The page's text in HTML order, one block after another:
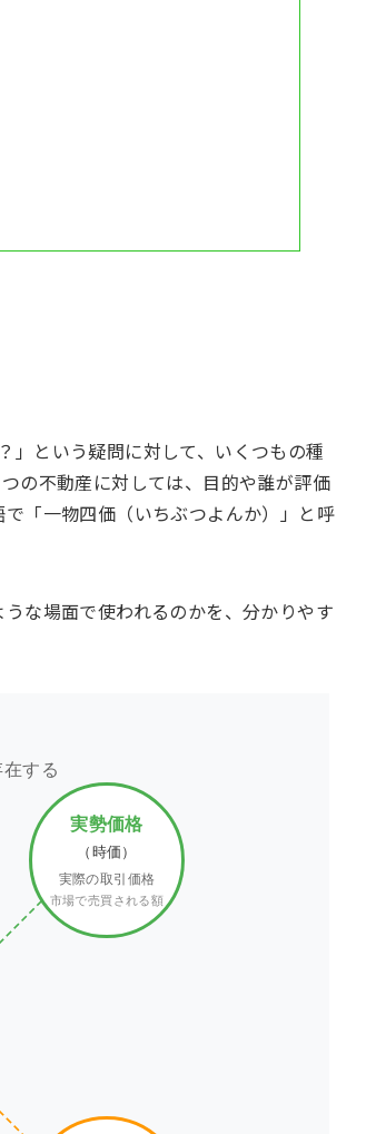
」という疑問に対して、いくつもの種
の不動産に対しては、目的や誰が評価
「一物四価（いちぶつよんか）」と呼
な場面で使われるのかを、分かりやす
する
実勢価格
（時価）
実際の取引価格
市場で売買される額